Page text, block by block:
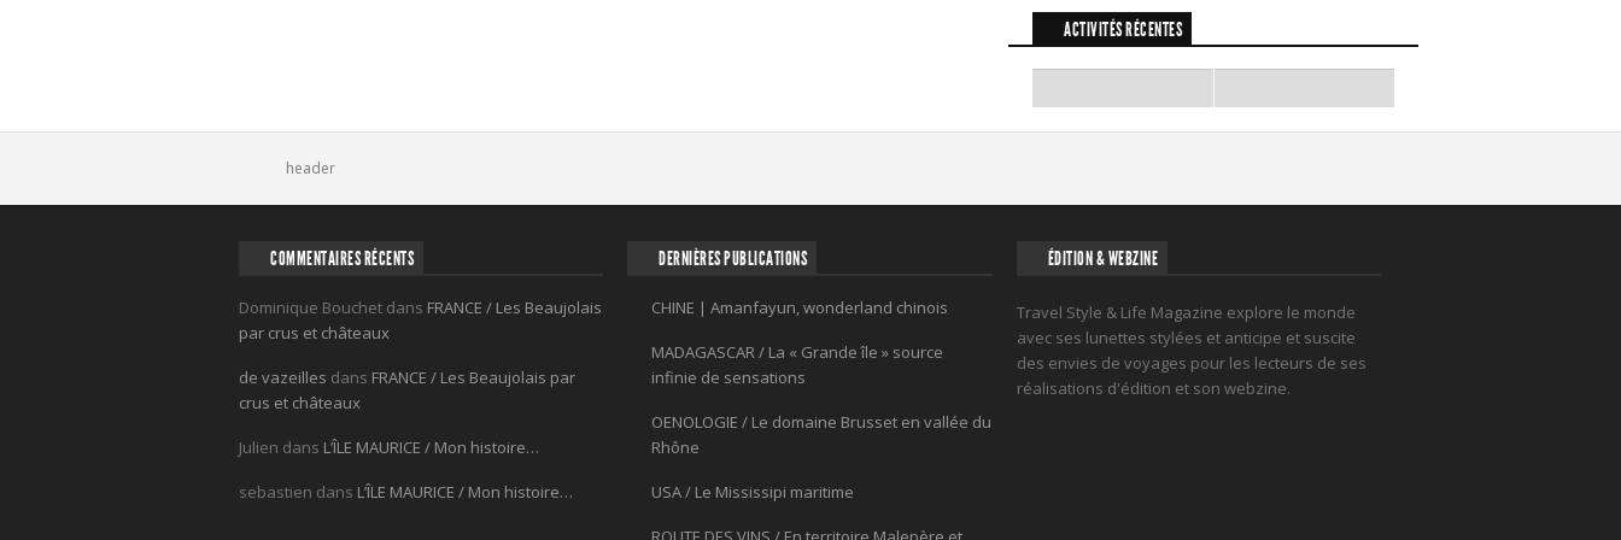
ACTIVITÉS RÉCENTES
header
COMMENTAIRES RÉCENTS
Dominique Bouchet dans FRANCE / Les Beaujolais
par crus et châteaux
de vazeilles dans FRANCE / Les Beaujolais par
crus et châteaux
Julien dans L’ÎLE MAURICE / Mon histoire…
sebastien dans L’ÎLE MAURICE / Mon histoire…
DERNIÈRES PUBLICATIONS
CHINE | Amanfayun, wonderland chinois
MADAGASCAR / La « Grande île » source
infinie de sensations
OENOLOGIE / Le domaine Brusset en vallée du
Rhône
USA / Le Mississipi maritime
ÉDITION & WEBZINE
Travel Style & Life Magazine explore le monde
avec ses lunettes stylées et anticipe et suscite
des envies de voyages pour les lecteurs de ses
réalisations d'édition et son webzine.